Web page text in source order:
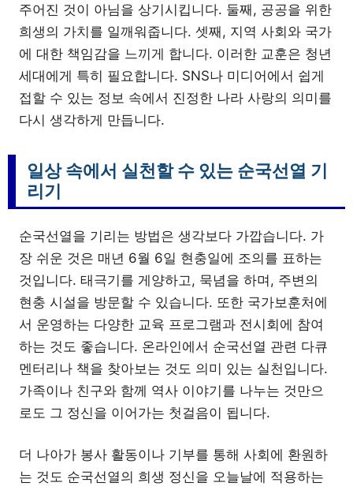
주어진 것이 아님을 상기시킵니다. 둘째, 공공을 위한
희생의 가치를 일깨워줍니다. 셋째, 지역 사회와 국가
에 대한 책임감을 느끼게 합니다. 이러한 교훈은 청년
세대에게 특히 필요합니다. SNS나 미디어에서 쉽게
접할 수 있는 정보 속에서 진정한 나라 사랑의 의미를
다시 생각하게 만듭니다.
일상 속에서 실천할 수 있는 순국선열 기
리기
순국선열을 기리는 방법은 생각보다 가깝습니다. 가
장 쉬운 것은 매년 6월 6일 현충일에 조의를 표하는
것입니다. 태극기를 게양하고, 묵념을 하며, 주변의
현충 시설을 방문할 수 있습니다. 또한 국가보훈처에
서 운영하는 다양한 교육 프로그램과 전시회에 참여
하는 것도 좋습니다. 온라인에서 순국선열 관련 다큐
멘터리나 책을 찾아보는 것도 의미 있는 실천입니다.
가족이나 친구와 함께 역사 이야기를 나누는 것만으
로도 그 정신을 이어가는 첫걸음이 됩니다.
더 나아가 봉사 활동이나 기부를 통해 사회에 환원하
는 것도 순국선열의 희생 정신을 오늘날에 적용하는